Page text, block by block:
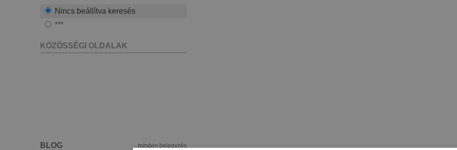
Nincs beállítva keresés
***
KÖZÖSSÉGI OLDALAK
BLOG minden bejegyzés